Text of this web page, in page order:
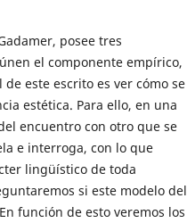
posee tres
el componente empírico,
este escrito es ver cómo se
estética. Para ello, en una
encuentro con otro que se
e interroga, con lo que
lingüístico de toda
si este modelo del
función de esto veremos los